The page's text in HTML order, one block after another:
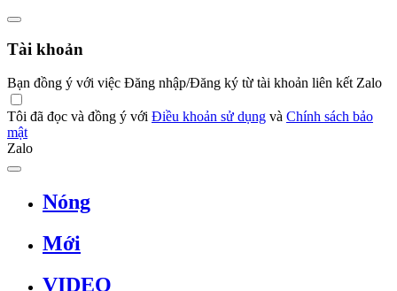
Tài khoản
Bạn đồng ý với việc Đăng nhập/Đăng ký từ tài khoản liên kết Zalo
Tôi đã đọc và đồng ý với Điều khoản sử dụng và Chính sách bảo
mật
Zalo
Nóng
Mới
VIDEO